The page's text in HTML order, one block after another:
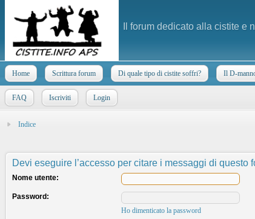
Il forum dedicato alla cistite e
Home Scrittura forum Di quale tipo di cistite soffri? Il D-
FAQ Iscriviti Login
Indice
Devi eseguire l’accesso per citare i messaggi di questo
Nome utente:
Password:
Ho dimenticato la password